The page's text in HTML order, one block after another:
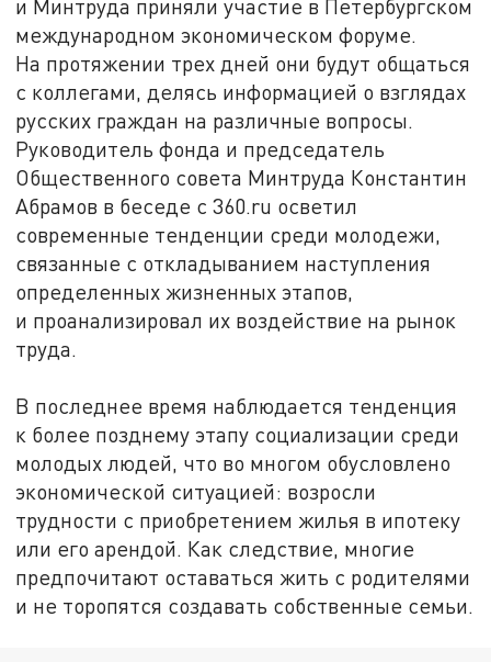
и Минтруда приняли участие в Петербургском
международном экономическом форуме.
На протяжении трех дней они будут общаться
с коллегами, делясь информацией о взглядах
русских граждан на различные вопросы.
Руководитель фонда и председатель
Общественного совета Минтруда Константин
Абрамов в беседе с 360.ru осветил
современные тенденции среди молодежи,
связанные с откладыванием наступления
определенных жизненных этапов,
и проанализировал их воздействие на рынок
труда.
В последнее время наблюдается тенденция
к более позднему этапу социализации среди
молодых людей, что во многом обусловлено
экономической ситуацией: возросли
трудности с приобретением жилья в ипотеку
или его арендой. Как следствие, многие
предпочитают оставаться жить с родителями
и не торопятся создавать собственные семьи.